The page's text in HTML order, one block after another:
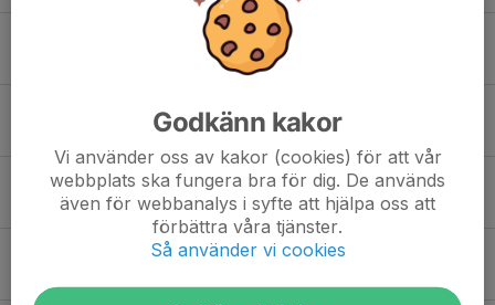
Påminnelse - Pride på lördag 1a augusti
Eken Cup - en härlig handbollsfest!
19 jun, 13:00
Save the date: 1a augusti Pride
12 jun, 11:14
Dags för Eken Cup!
Godkänn kakor
Vi använder oss av kakor (cookies) för att vår
webbplats ska fungera bra för dig. De används
även för webbanalys i syfte att hjälpa oss att
förbättra våra tjänster.
Så använder vi cookies